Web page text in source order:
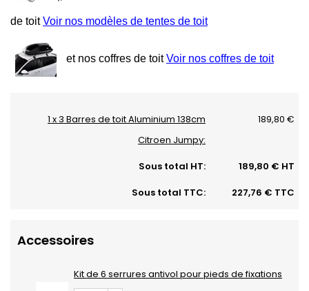
de toitVoir nos modèles de tentes de toit
et nos coffres de toitVoir nos coffres de toit
1 x 3 Barres de toit Aluminium 138cm
Citroen Jumpy:
189,80 €
Sous total HT:
189,80 € HT
Sous total TTC:
227,76 € TTC
Accessoires
Kit de 6 serrures antivol pour pieds de fixations